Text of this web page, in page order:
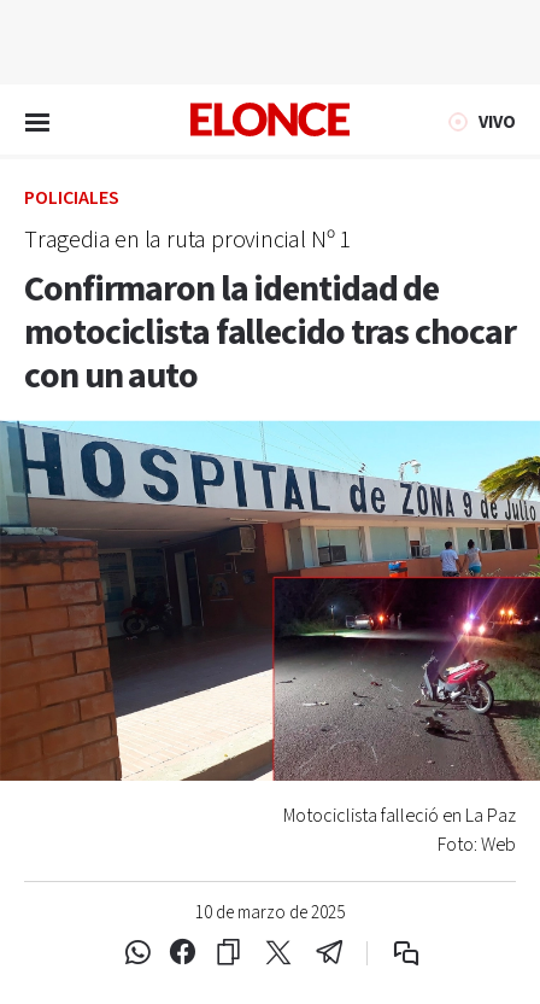
VIVO
POLICIALES
Tragedia en la ruta provincial Nº 1
Confirmaron la identidad de
motociclista fallecido tras chocar
con un auto
10 de marzo de 2025
Motociclista falleció en La Paz
Foto: Web